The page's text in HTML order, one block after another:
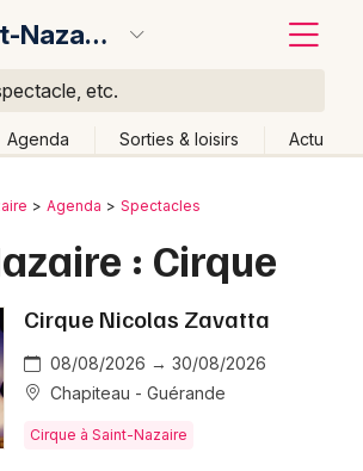
Saint-Nazaire
etc.
Agenda Sorties & loisirs Actu
Agenda Spectacles
: Cirque
Cirque Nicolas Zavatta
08/08/2026 → 30/08/2026
Chapiteau - Guérande
Cirque à Saint-Nazaire
Partout Près de moi Changer de lieu
Effacer les dates
Ce week-end Autre